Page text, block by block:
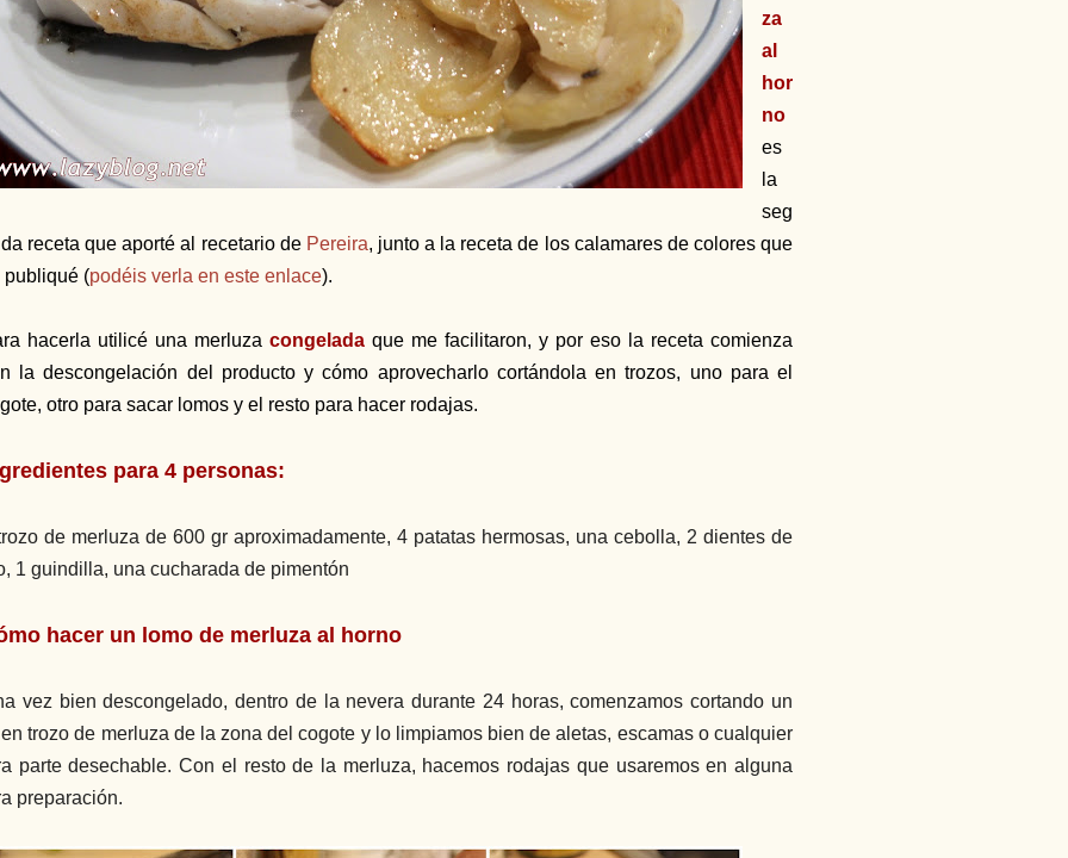
za
al
hor
no
es
la
seg
receta que aporté al recetario de Pereira, junto a la receta de los calamares de colores que
publiqué (podéis verla en este enlace).
hacerla utilicé una merluza congelada que me facilitaron, y por eso la receta comienza
la descongelación del producto y cómo aprovecharlo cortándola en trozos, uno para el
otro para sacar lomos y el resto para hacer rodajas.
para 4 personas:
de merluza de 600 gr aproximadamente, 4 patatas hermosas, una cebolla, 2 dientes de
1 guindilla, una cucharada de pimentón
hacer un lomo de merluza al horno
vez bien descongelado, dentro de la nevera durante 24 horas, comenzamos cortando un
trozo de merluza de la zona del cogote y lo limpiamos bien de aletas, escamas o cualquier
parte desechable. Con el resto de la merluza, hacemos rodajas que usaremos en alguna
preparación.